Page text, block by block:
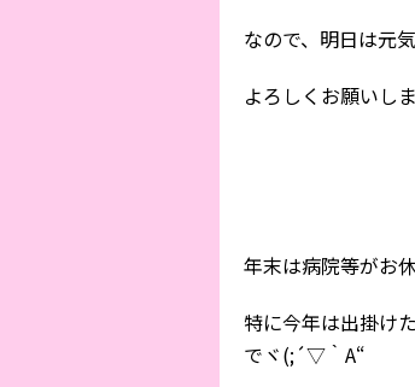
よろしくお願いし
年末は病院等がお
特に今年は出掛け
でヾ(;´▽｀A“